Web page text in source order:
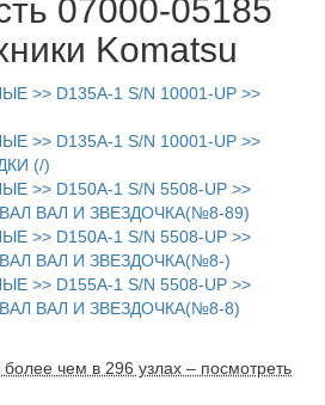
07000-05185
Komatsu
>> D135A-1 S/N 10001-UP >>
>> D135A-1 S/N 10001-UP >>
(/)
>> D150A-1 S/N 5508-UP >>
ВАЛ И ЗВЕЗДОЧКА(№8-89)
>> D150A-1 S/N 5508-UP >>
ВАЛ И ЗВЕЗДОЧКА(№8-)
>> D155A-1 S/N 5508-UP >>
ВАЛ И ЗВЕЗДОЧКА(№8-8)
чем в 296 узлах – посмотреть